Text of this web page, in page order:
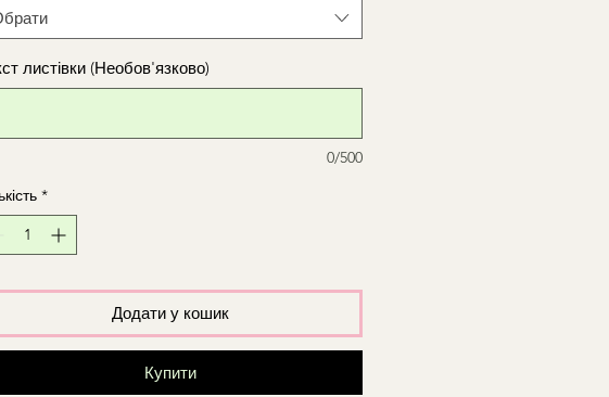
листівки (Необов'язково)
0/500
*
Додати у кошик
Купити